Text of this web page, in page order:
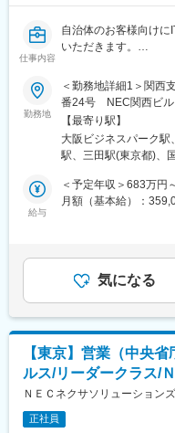
詳細は当社HPのソリ
・自治体向けソリュー
・図書館ソリューション
既存、新規問わず、
100万冊以下のお客様
す。（県、政令市、中
主なマーケットエリア
で、アプローチ先は市
既存顧客対応はもと
ら、新規顧客へのアプ
あるため、予算が付
月）となります。金
ステムで1千万～1億
ており、人口20万人
【業績評価】
毎年度、業績目標・
行いながら、その成果
も直属上司と話し合い
仕事内容
自治体のお客様向けに
いただきます。
【業務詳細】
自治体や図書館のお客
祉など)や図書検索サ
ョンによる提案営業
献を担って頂きます。
初任配属時は、自治体
をご担当いただく予定
その後の担当顧客・ソ
【商材】
住民情報システム、
既存、新規問わず、
館で蔵書数100万冊以
となります。（県、政
主な営業エリアは、関
県・奈良県・滋賀県・
主なアプローチ先は市
勤務地
＜勤務地詳細1＞関西
番24号 NEC関西ビル
2＞本社 2023/06住所
駅：都営地下鉄三田線
全面禁煙＜勤務地詳細
線／伏見駅受動喫煙
る事業所（リモートワ
【最寄り駅】
大阪ビジネスパーク駅
駅、三田駅(東京都)、
給与
＜予定年収＞683万円
月額（基本給）：
当：裁量労働手当■モ
ル年収となります。
年1回、裁量労働制、
額であり、選考を通じ
固定手当を含めた表記
気になる
【東京】営業（中央
ルス/リーダークラス/
ＮＥＣネクサソリューション
正社員